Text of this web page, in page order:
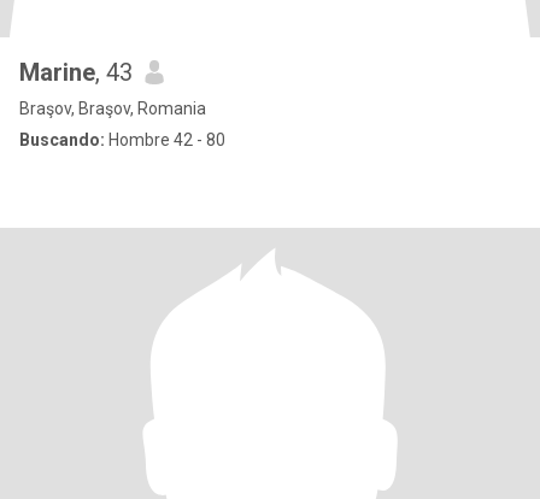
Marine, 43
Braşov, Braşov, Romania
Buscando: Hombre 42 - 80